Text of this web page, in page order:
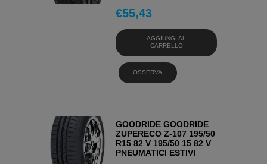
€55,43
AGGIUNGI AL
CARRELLO
OSSERVA
GOODRIDE GOODRIDE
ZUPERECO Z-107 195/50
R15 82 V 195/50 15 82 V
PNEUMATICI ESTIVI